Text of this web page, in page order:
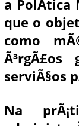
a PolÃ­tica
que o
como
Ã³rgÃ£os
serviÃ§os
Na